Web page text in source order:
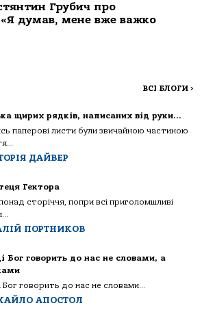
Грубич про
думав, мене вже важко
ВСІ БЛОГИ >
щирих рядків, написаних від руки…
паперові листи були звичайною частиною
ДАЙВЕР
Гектора
сторіччя, попри всі приголомшливі
ПОРТНИКОВ
Бог говорить до нас не словами, а
Бог говорить до нас не словами...
АПОСТОЛ